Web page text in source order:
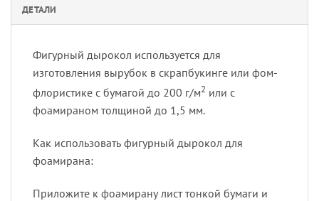
ДЕТАЛИ
Фигурный дырокол используется для
изготовления вырубок в скрапбукинге или фом-
флористике с бумагой до 200 г/м2 или с
фоамираном толщиной до 1,5 мм.
Как использовать фигурный дырокол для
фоамирана:
Приложите к фоамирану лист тонкой бумаги и